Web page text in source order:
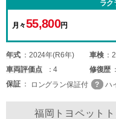
ラク
月々55,800円
年式 2024年(R6年) 車検
車両評価点 4 修復歴
保証
ロングラン保証付 ハ
福岡トヨペット